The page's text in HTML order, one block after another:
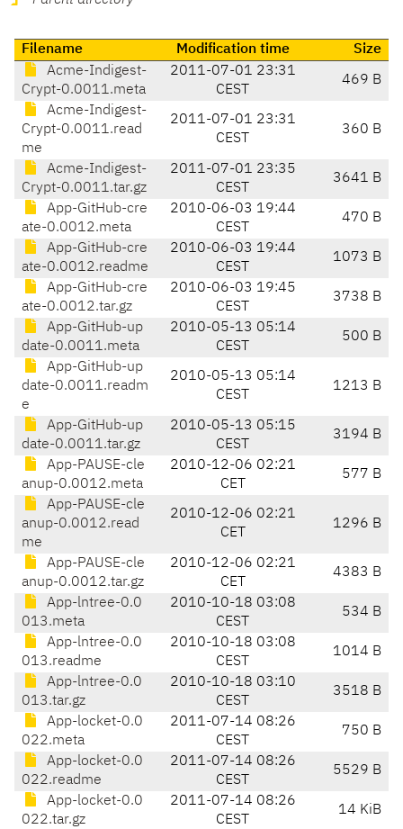
Filename Modification time
Size
Acme-Indigest-
Crypt-0.0011.meta
2011-07-01 23:31
CEST
469 B
Acme-Indigest-
Crypt-0.0011.read
me
2011-07-01 23:31
CEST
360 B
Acme-Indigest-
Crypt-0.0011.tar.gz
2011-07-01 23:35
CEST
3641 B
App-GitHub-cre
ate-0.0012.meta
2010-06-03 19:44
CEST
470 B
App-GitHub-cre
ate-0.0012.readme
2010-06-03 19:44
CEST
1073 B
App-GitHub-cre
ate-0.0012.tar.gz
2010-06-03 19:45
CEST
3738 B
App-GitHub-up
date-0.0011.meta
2010-05-13 05:14
CEST
500 B
App-GitHub-up
date-0.0011.readm
e
2010-05-13 05:14
CEST
1213 B
App-GitHub-up
date-0.0011.tar.gz
2010-05-13 05:15
CEST
3194 B
App-PAUSE-cle
anup-0.0012.meta
2010-12-06 02:21
CET
577 B
App-PAUSE-cle
anup-0.0012.read
me
2010-12-06 02:21
CET
1296 B
App-PAUSE-cle
anup-0.0012.tar.gz
2010-12-06 02:21
CET
4383 B
App-lntree-0.0
013.meta
2010-10-18 03:08
CEST
534 B
App-lntree-0.0
013.readme
2010-10-18 03:08
CEST
1014 B
App-lntree-0.0
013.tar.gz
2010-10-18 03:10
CEST
3518 B
App-locket-0.0
022.meta
2011-07-14 08:26
CEST
750 B
App-locket-0.0
022.readme
2011-07-14 08:26
CEST
5529 B
App-locket-0.0
022.tar.gz
2011-07-14 08:26
CEST
14 KiB